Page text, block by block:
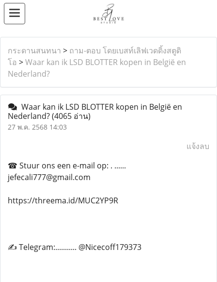
กระดานสนทนา > ถาม-ตอบ โดยเบสท์เลิฟเวดดิ้งสตูดิ
โอ >Waar kan ik LSD BLOTTER kopen in België en
Nederland?
Waar kan ik LSD BLOTTER kopen in België en
Nederland?(4065 อ่าน)
27 พ.ค. 2568 14:03
แจ้งลบ
☎ Stuur ons een e-mail op: . ......
jefecali777@gmail.com
https://threema.id/MUC2YP9R
✍ Telegram:........... @Nicecoff179373